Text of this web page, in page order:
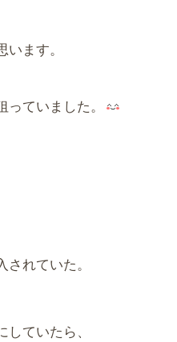
ます。
ていました。
れていた。
ていたら、